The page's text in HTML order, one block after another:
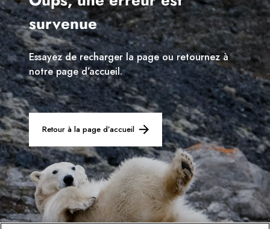
Danemark
Norvège
survenue
Essayez de recharger la page ou retournez à
notre page d’accueil.
Retour à la page d’accueil